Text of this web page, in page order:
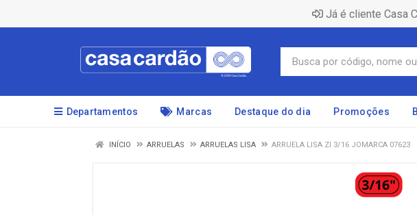
Já é cliente Casa
Departamentos Marcas Destaque do dia Promoções
INÍCIO ARRUELAS ARRUELAS LISA ARRUELA LISA ZI 3/16 JOMARCA 07623